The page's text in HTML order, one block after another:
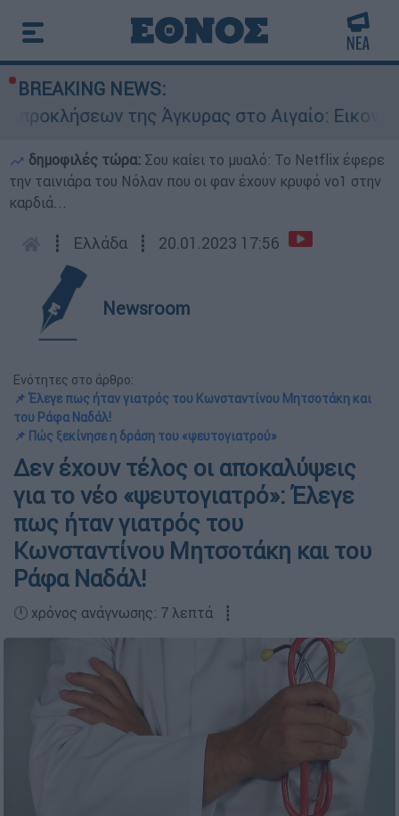
BREAKING NEWS:
της Άγκυρας στο Αιγαίο: Εικονική
δημοφιλές τώρα: Σου καίει το μυαλό: Το Netflix έφερε
την ταινιάρα του Νόλαν που οι φαν έχουν κρυφό νο1 στην
καρδιά...
┋ Ελλάδα ┋ 20.01.2023 17:56
Newsroom
Ενότητες στο άρθρο:
📌 Έλεγε πως ήταν γιατρός του Κωνσταντίνου Μητσοτάκη και
του Ράφα Ναδάλ!
📌 Πώς ξεκίνησε η δράση του «ψευτογιατρού»
Δεν έχουν τέλος οι αποκαλύψεις
για το νέο «ψευτογιατρό»: Έλεγε
πως ήταν γιατρός του
Κωνσταντίνου Μητσοτάκη και του
Ράφα Ναδάλ!
🕛 χρόνος ανάγνωσης: 7 λεπτά ┋